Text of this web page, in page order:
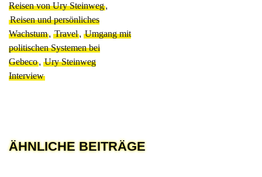
Reisen von Ury Steinweg,
Reisen und persönliches
Wachstum, Travel, Umgang mit
politischen Systemen bei
Gebeco, Ury Steinweg
Interview
ÄHNLICHE BEITRÄGE